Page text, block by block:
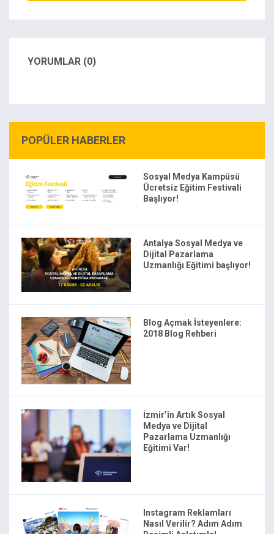
YORUMLAR (0)
POPÜLER HABERLER
Sosyal Medya Kampüsü
Ücretsiz Eğitim Festivali
Başlıyor!
Antalya Sosyal Medya ve
Dijital Pazarlama
Uzmanlığı Eğitimi başlıyor!
Blog Açmak İsteyenlere:
2018 Blog Rehberi
İzmir’in Artık Sosyal
Medya ve Dijital
Pazarlama Uzmanlığı
Eğitimi Var!
Instagram Reklamları
Nasıl Verilir? Adım Adım